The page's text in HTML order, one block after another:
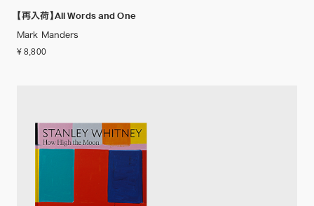
【再入荷】All Words and One
Mark Manders
¥ 8,800